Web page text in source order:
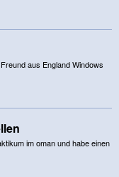
aus England Windows
im oman und habe einen